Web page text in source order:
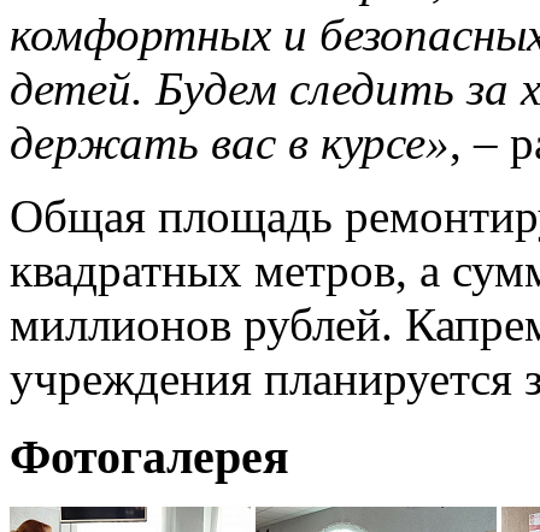
комфортных и
детей. Будем следить за
держать вас в курсе», –
Общая площадь
квадратных метров, а
миллионов рублей.
учреждения планируется
Фотогалерея